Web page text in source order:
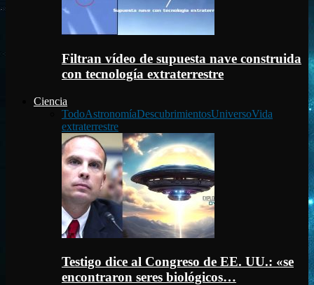
Filtran vídeo de supuesta nave construida
con tecnología extraterrestre
Ciencia
TodoAstronomíaDescubrimientosUniversoVida
extraterrestre
Testigo dice al Congreso de EE. UU.: «se
encontraron seres biológicos…